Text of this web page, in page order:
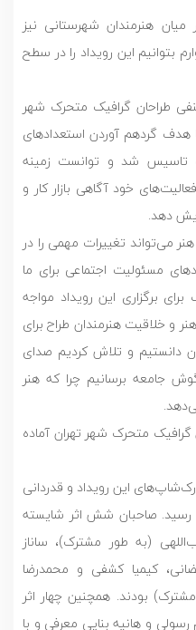
میان هنرمندان شهرستانی نیز
بتوانیم این رویداد را در سطح
طراحان گرافیک متحرک شهر
گفت: این انجمن سال 1395 با هدف گردهم آوردن استعدادهای
تاسیس شد و توانست زمینه
خود آگاهی بازار کار و
دهد.
می‌تواند تغییرات مهمی را در
مسئولیت اجتماعی برای ما
برگزاری این رویداد مواجه
و خلاقیت هنرمندان طراح برای
دانستیم و تلاش کردیم صدای
جامعه برسانیم چرا که هنر
گرافیک متحرک شهر تهران آماده
این رویداد و قدردانی
رسید. صاحبان شش اثر شایسته
(به طور مشترک)، ساناز
کیمیا کشفی و محمدرضا
بودند. همچنین چهار اثر
رسولی و هانیه بنایی معرفی و با